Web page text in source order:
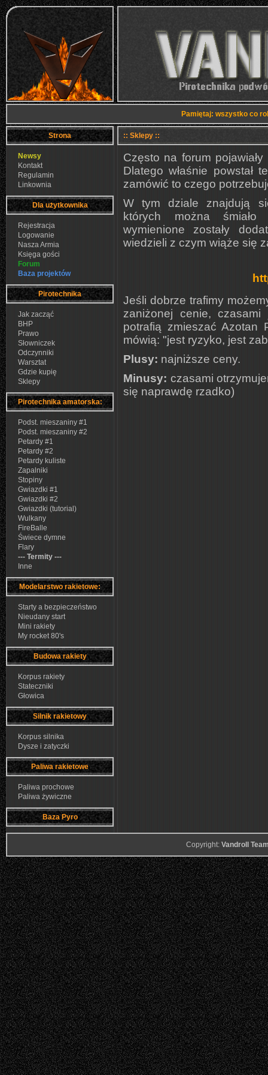
Pamiętaj: wszystko co
Strona
Newsy
Kontakt
Regulamin
Linkownia
Dla użytkownika
Rejestracja
Logowanie
Nasza Armia
Księga gości
Forum
Baza projektów
Pirotechnika
Jak zacząć
BHP
Prawo
Słowniczek
Odczynniki
Warsztat
Gdzie kupię
Sklepy
Pirotechnika amatorska:
Podst. mieszaniny #1
Podst. mieszaniny #2
Petardy #1
Petardy #2
Petardy kuliste
Zapalniki
Stopiny
Gwiazdki #1
Gwiazdki #2
Gwiazdki (tutorial)
Wulkany
FireBalle
Świece dymne
Flary
--- Termity ---
Inne
Modelarstwo rakietowe:
Starty a bezpieczeństwo
Nieudany start
Mini rakiety
My rocket 80's
Budowa rakiety
Korpus rakiety
Stateczniki
Głowica
Silnik rakietowy
Korpus silnika
Dysze i zatyczki
Paliwa rakietowe
Paliwa prochowe
Paliwa żywiczne
Baza Pyro
:: Sklepy ::
Często na forum
Dlatego właśnie powstał
zamówić to czego
W tym dziale znajdują
których można
wymienione zostały
wiedzieli z czym wiąże się
Jeśli dobrze trafimy
zaniżonej cenie,
potrafią zmieszać
mówią: "jest ryzyko, jest
Plusy: najniższe ceny.
Minusy: czasami
się naprawdę rzadko)
Copyright: Vandroll